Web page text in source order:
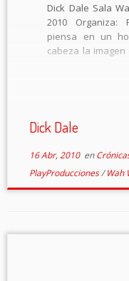
Dick Dale Sala
2010 Organiza:
piensa en un
cabeza la
Dick Dale
16 Abr, 2010en
PlayProducciones/Wah